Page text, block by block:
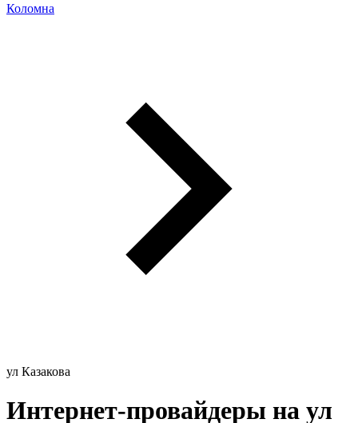
Коломна
ул Казакова
Интернет-провайдеры на ул